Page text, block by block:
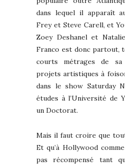
dans lequel il apparaît
Frey et Steve Carell, et
Zoey Deshanel et
Franco est donc partout,
courts métrages de sa
projets artistiques à
dans le show Saturday
études à l’Université de
un Doctorat.
Mais il faut croire que
Et qu’à Hollywood
pas récompensé tant